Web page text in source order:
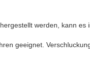
werden, kann es
geeignet.